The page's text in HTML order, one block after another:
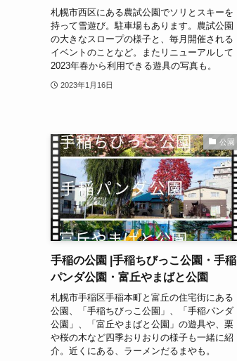
札幌市西区にある農試公園でソリとスキーを
持って雪遊び。駐車場もあります。農試公園
の大きなスロープの様子と、毎月開催される
イベントのことなど。またリニューアルして
2023年春から利用できる遊具の写真も。
2023年1月16日
公園
手稲の公園 |手稲ちびっこ公園・手稲
パンダ公園・富丘やまばと公園
札幌市手稲区手稲本町と富丘の住宅街にある
公園、「手稲ちびっこ公園」、「手稲パンダ
公園」、「富丘やまばと公園」の遊具や、栗
や桜の木など四季おりおりの様子も一緒に紹
介。近くにある、ラーメンだるまやも。